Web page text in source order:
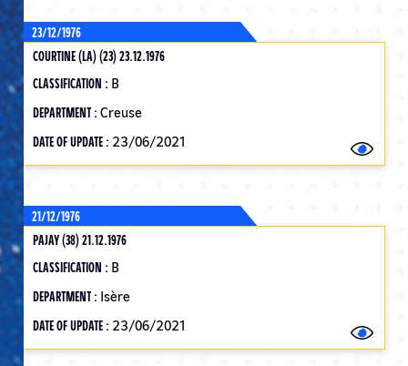
23/12/1976
COURTINE (LA) (23) 23.12.1976
CLASSIFICATION : B
DEPARTMENT : Creuse
DATE OF UPDATE : 23/06/2021
21/12/1976
PAJAY (38) 21.12.1976
CLASSIFICATION : B
DEPARTMENT : Isère
DATE OF UPDATE : 23/06/2021